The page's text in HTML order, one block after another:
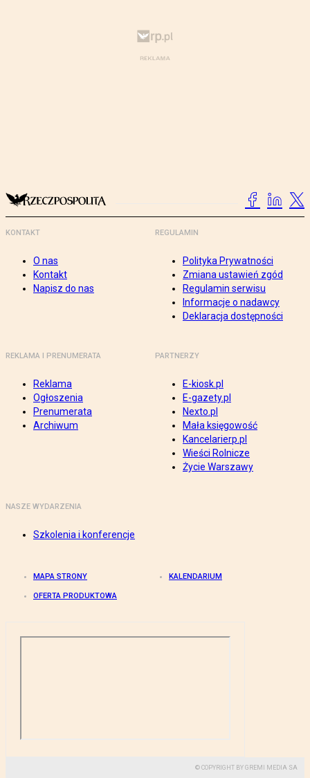
KONTAKT
O nas
Kontakt
Napisz do nas
REGULAMIN
Polityka Prywatności
Zmiana ustawień zgód
Regulamin serwisu
Informacje o nadawcy
Deklaracja dostępności
REKLAMA I PRENUMERATA
Reklama
Ogłoszenia
Prenumerata
Archiwum
PARTNERZY
E-kiosk.pl
E-gazety.pl
Nexto.pl
Mała księgowość
Kancelarierp.pl
Wieści Rolnicze
Życie Warszawy
NASZE WYDARZENIA
Szkolenia i konferencje
MAPA STRONY KALENDARIUM
OFERTA PRODUKTOWA
© COPYRIGHT BY GREMI MEDIA SA